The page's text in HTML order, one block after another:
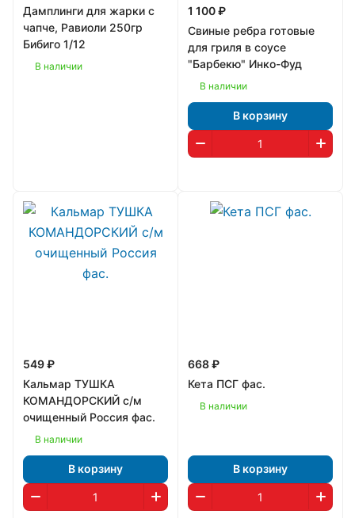
Дамплинги для жарки с
чапче, Равиоли 250гр
Бибиго 1/12
В наличии
1 100 ₽
Свиные ребра готовые
для гриля в соусе
"Барбекю" Инко-Фуд
В наличии
В корзину
549 ₽
Кальмар ТУШКА
КОМАНДОРСКИЙ с/м
очищенный Россия фас.
В наличии
В корзину
668 ₽
Кета ПСГ фас.
В наличии
В корзину